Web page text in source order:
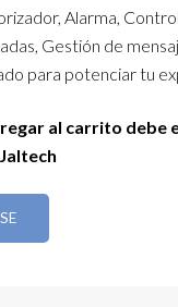
Alarma,
Gestión de
para potenciar tu
al carrito debe